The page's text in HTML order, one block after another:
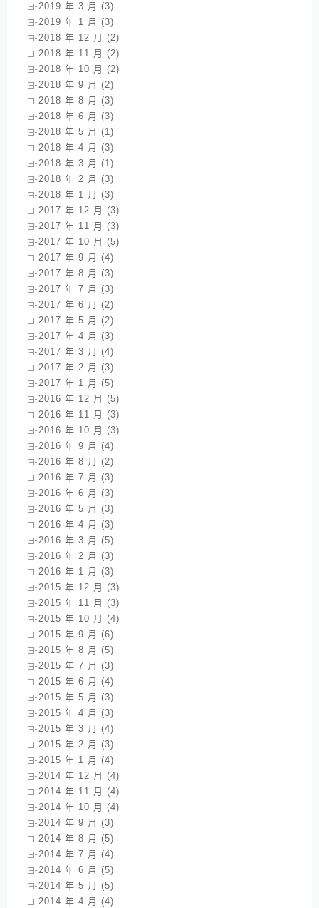
2019 年 3 月 (3)
2019 年 1 月 (3)
2018 年 12 月 (2)
2018 年 11 月 (2)
2018 年 10 月 (2)
2018 年 9 月 (2)
2018 年 8 月 (3)
2018 年 6 月 (3)
2018 年 5 月 (1)
2018 年 4 月 (3)
2018 年 3 月 (1)
2018 年 2 月 (3)
2018 年 1 月 (3)
2017 年 12 月 (3)
2017 年 11 月 (3)
2017 年 10 月 (5)
2017 年 9 月 (4)
2017 年 8 月 (3)
2017 年 7 月 (3)
2017 年 6 月 (2)
2017 年 5 月 (2)
2017 年 4 月 (3)
2017 年 3 月 (4)
2017 年 2 月 (3)
2017 年 1 月 (5)
2016 年 12 月 (5)
2016 年 11 月 (3)
2016 年 10 月 (3)
2016 年 9 月 (4)
2016 年 8 月 (2)
2016 年 7 月 (3)
2016 年 6 月 (3)
2016 年 5 月 (3)
2016 年 4 月 (3)
2016 年 3 月 (5)
2016 年 2 月 (3)
2016 年 1 月 (3)
2015 年 12 月 (3)
2015 年 11 月 (3)
2015 年 10 月 (4)
2015 年 9 月 (6)
2015 年 8 月 (5)
2015 年 7 月 (3)
2015 年 6 月 (4)
2015 年 5 月 (3)
2015 年 4 月 (3)
2015 年 3 月 (4)
2015 年 2 月 (3)
2015 年 1 月 (4)
2014 年 12 月 (4)
2014 年 11 月 (4)
2014 年 10 月 (4)
2014 年 9 月 (3)
2014 年 8 月 (5)
2014 年 7 月 (4)
2014 年 6 月 (5)
2014 年 5 月 (5)
2014 年 4 月 (4)